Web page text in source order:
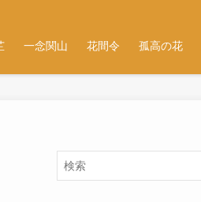
一念関山 花間令 孤高の花